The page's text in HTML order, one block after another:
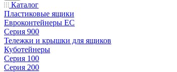
Каталог
Пластиковые ящики
Евроконтейнеры ЕС
Серия 900
Тележки и крышки для ящиков
Куботейнеры
Серия 100
Серия 200